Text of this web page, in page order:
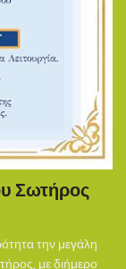
Σωτήρος
την μεγάλη
με διήμερο